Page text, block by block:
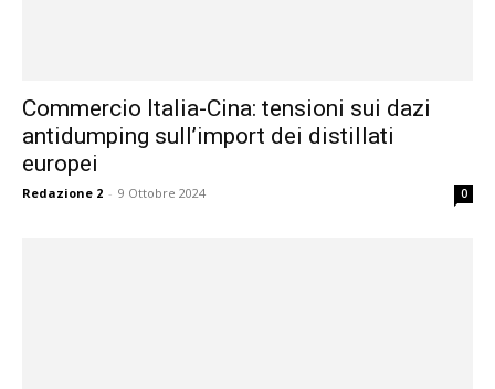
Commercio Italia-Cina: tensioni sui dazi
antidumping sull’import dei distillati
europei
Redazione 2 - 9 Ottobre 2024 0